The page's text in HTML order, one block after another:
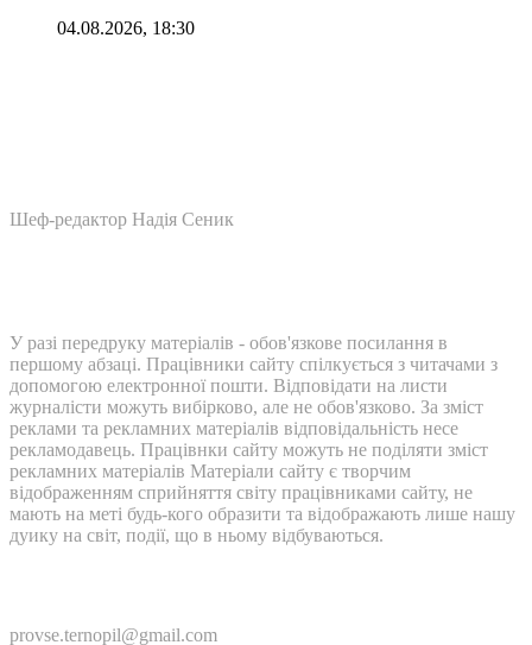
04.08.2026, 18:30
Шеф-редактор Надія Сеник
У разі передруку матеріалів - обов'язкове посилання в
першому абзаці. Працівники сайту спілкується з читачами з
допомогою електронної пошти. Відповідати на листи
журналісти можуть вибірково, але не обов'язково. За зміст
реклами та рекламних матеріалів відповідальність несе
рекламодавець. Працівнки сайту можуть не поділяти зміст
рекламних матеріалів Матеріали сайту є творчим
відображенням сприйняття світу працівниками сайту, не
мають на меті будь-кого образити та відображають лише нашу
дуику на світ, події, що в ньому відбуваються.
provse.ternopil@gmail.com